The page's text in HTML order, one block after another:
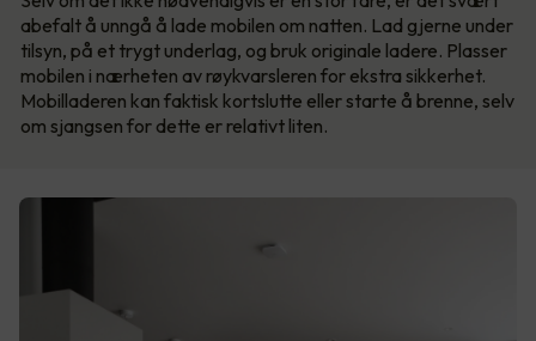
abefalt å unngå å lade mobilen om natten. Lad gjerne under
tilsyn, på et trygt underlag, og bruk originale ladere. Plasser
mobilen i nærheten av røykvarsleren for ekstra sikkerhet.
Mobilladeren kan faktisk kortslutte eller starte å brenne, selv
om sjangsen for dette er relativt liten.